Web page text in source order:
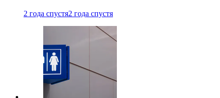
2 года спустя2 года спустя